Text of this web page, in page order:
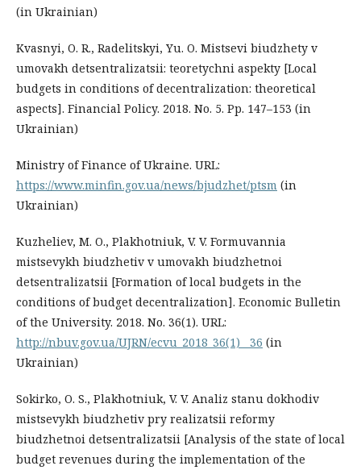
(in Ukrainian)
Kvasnyi, O. R., Radelitskyi, Yu. O. Mistsevi biudzhety v
umovakh detsentralizatsii: teoretychni aspekty [Local
budgets in conditions of decentralization: theoretical
aspects]. Financial Policy. 2018. No. 5. Pp. 147–153 (in
Ukrainian)
Ministry of Finance of Ukraine. URL:
https://www.minfin.gov.ua/news/bjudzhet/ptsm (in
Ukrainian)
Kuzheliev, M. O., Plakhotniuk, V. V. Formuvannia
mistsevykh biudzhetiv v umovakh biudzhetnoi
detsentralizatsii [Formation of local budgets in the
conditions of budget decentralization]. Economic Bulletin
of the University. 2018. No. 36(1). URL:
http://nbuv.gov.ua/UJRN/ecvu_2018_36(1)__36 (in
Ukrainian)
Sokirko, O. S., Plakhotniuk, V. V. Analiz stanu dokhodiv
mistsevykh biudzhetiv pry realizatsii reformy
biudzhetnoi detsentralizatsii [Analysis of the state of local
budget revenues during the implementation of the